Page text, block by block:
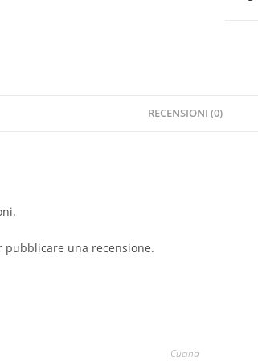
RECENSIONI (0)
pubblicare una recensione.
Cucina